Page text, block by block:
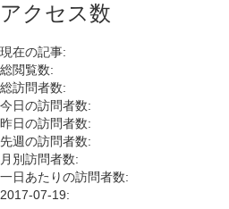
アクセス数
現在の記事:
総閲覧数:
総訪問者数:
今日の訪問者数:
昨日の訪問者数:
先週の訪問者数:
月別訪問者数:
一日あたりの訪問者数:
2017-07-19: